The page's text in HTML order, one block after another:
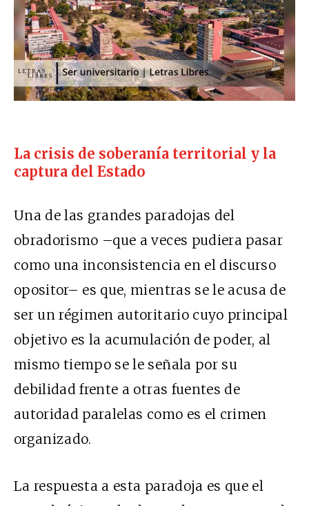
La crisis de soberanía territorial y la
captura del Estado
Una de las grandes paradojas del
obradorismo –que a veces pudiera pasar
como una inconsistencia en el discurso
opositor– es que, mientras se le acusa de
ser un régimen autoritario cuyo principal
objetivo es la acumulación de poder, al
mismo tiempo se le señala por su
debilidad frente a otras fuentes de
autoridad paralelas como es el crimen
organizado.
La respuesta a esta paradoja es que el